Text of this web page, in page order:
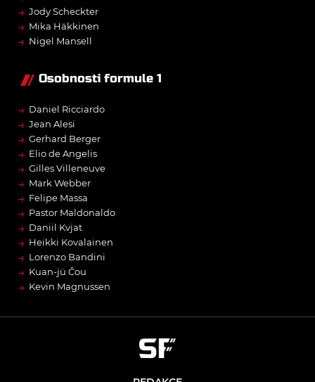
→ Jody Scheckter
→ Mika Häkkinen
→ Nigel Mansell
Osobnosti formule 1
→ Daniel Ricciardo
→ Jean Alesi
→ Gerhard Berger
→ Elio de Angelis
→ Gilles Villeneuve
→ Mark Webber
→ Felipe Massa
→ Pastor Maldonaldo
→ Daniil Kvjat
→ Heikki Kovalainen
→ Lorenzo Bandini
→ Kuan-jü Čou
→ Kevin Magnussen